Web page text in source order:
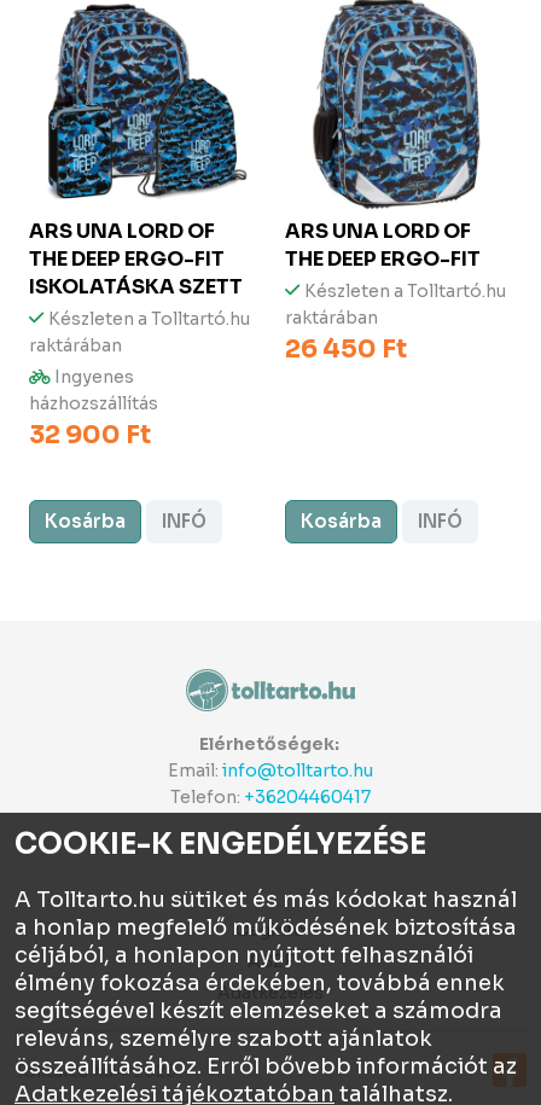
ARS UNALORD OF
THE DEEP ERGO-FIT
ISKOLATÁSKA SZETT
Készleten a Tolltartó.hu
raktárában
Ingyenes
házhozszállítás
32 900 Ft
Kosárba INFÓ
ARS UNALORD OF
THE DEEP ERGO-FIT
Készleten a Tolltartó.hu
raktárában
26 450 Ft
Kosárba INFÓ
Elérhetőségek:
Email: info@tolltarto.hu
Telefon: +36204460417
Céginfo
ÁSZF
Adatkezelés
Tolltartó.hu © 2026
COOKIE-K ENGEDÉLYEZÉSE
A Tolltarto.hu sütiket és más kódokat használ
a honlap megfelelő működésének biztosítása
céljából, a honlapon nyújtott felhasználói
élmény fokozása érdekében, továbbá ennek
segítségével készít elemzéseket a számodra
releváns, személyre szabott ajánlatok
összeállításához. Erről bővebb információt az
Adatkezelési tájékoztatóban találhatsz.